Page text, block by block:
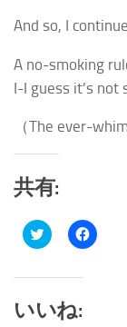
And so, I
A no-smoking
I-I guess it’s not
（The ever-
共有:
ク
リ
し
Twitter
で
で
いいね: